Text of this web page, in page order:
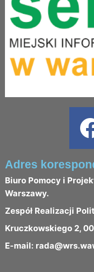
Adres
Biuro Pomocy i
Warszawy.
Zespół Realizacji
Kruczkowskiego 2,
E-mail: